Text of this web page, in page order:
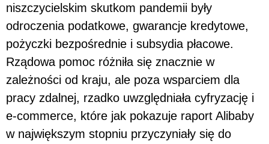
niszczycielskim skutkom pandemii były
odroczenia podatkowe, gwarancje kredytowe,
pożyczki bezpośrednie i subsydia płacowe.
Rządowa pomoc różniła się znacznie w
zależności od kraju, ale poza wsparciem dla
pracy zdalnej, rzadko uwzględniała cyfryzację i
e-commerce, które jak pokazuje raport Alibaby
w największym stopniu przyczyniały się do